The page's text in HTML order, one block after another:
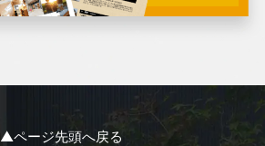
▲ページ先頭へ戻る